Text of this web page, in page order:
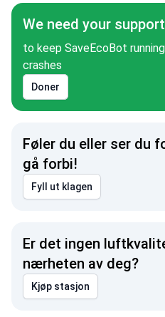
We need your support
to keep SaveEcoBot
crashes
Doner
Føler du eller ser du
gå forbi!
Fyll ut klagen
Er det ingen
nærheten av deg?
Kjøp stasjon